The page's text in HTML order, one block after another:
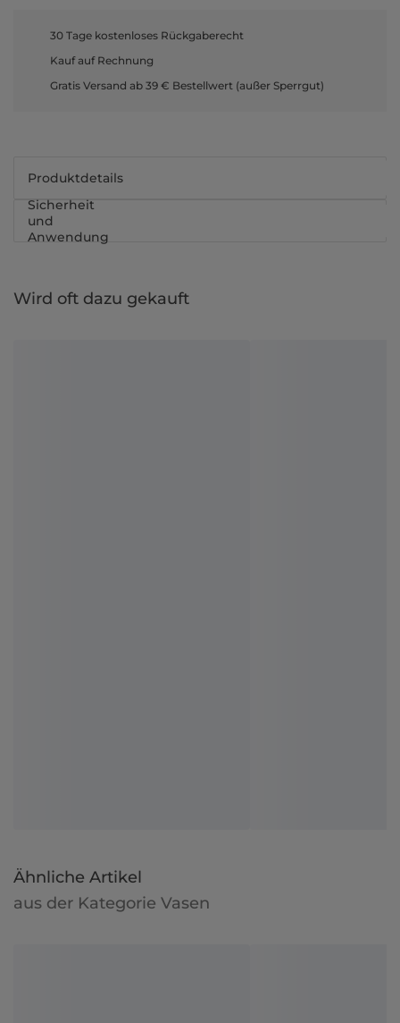
30 Tage kostenloses Rückgaberecht
Kauf auf Rechnung
Gratis Versand ab 39 € Bestellwert (außer Sperrgut)
Produktdetails
Sicherheit
und
Anwendung
Wird oft dazu gekauft
Ähnliche Artikel
aus der Kategorie Vasen